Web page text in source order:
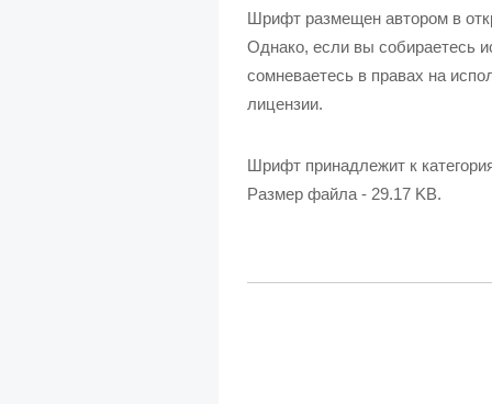
Шрифт размещен автором в
Однако, если вы собираетесь
сомневаетесь в правах на
лицензии.
Шрифт принадлежит к
Размер файла - 29.17 KB.